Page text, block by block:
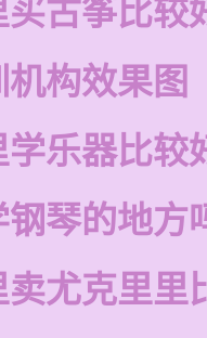
古筝比较
构效果图
乐器比较
琴的地方
尤克里里